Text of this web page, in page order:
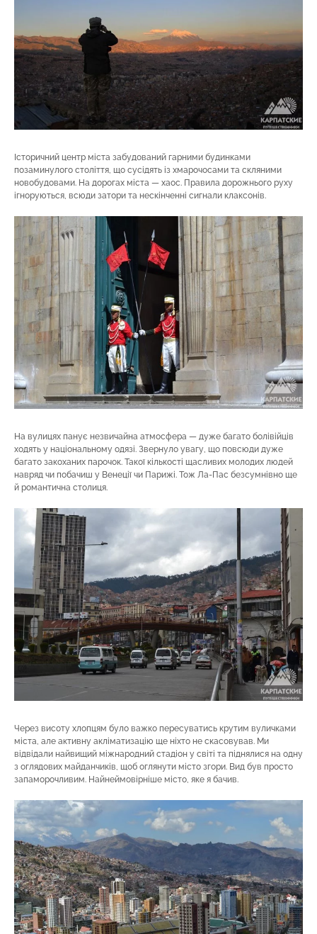
Історичний центр міста забудований гарними будинками
позаминулого століття, що сусідять із хмарочосами та скляними
новобудовами. На дорогах міста — хаос. Правила дорожнього руху
ігноруються, всюди затори та нескінченні сигнали клаксонів.
На вулицях панує незвичайна атмосфера — дуже багато болівійців
ходять у національному одязі. Звернуло увагу, що повсюди дуже
багато закоханих парочок. Такої кількості щасливих молодих людей
навряд чи побачиш у Венеції чи Парижі. Тож Ла-Пас безсумнівно ще
й романтична столиця.
Через висоту хлопцям було важко пересуватись крутим вуличками
міста, але активну акліматизацію ще ніхто не скасовував. Ми
відвідали найвищий міжнародний стадіон у світі та піднялися на одну
з оглядових майданчиків, щоб оглянути місто згори. Вид був просто
запаморочливим. Найнеймовірніше місто, яке я бачив.